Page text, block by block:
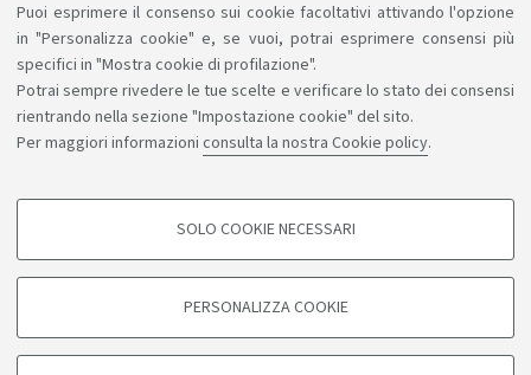
Puoi esprimere il consenso sui cookie facoltativi attivando l'opzione
in "Personalizza cookie" e, se vuoi, potrai esprimere consensi più
specifici in "Mostra cookie di profilazione".
Potrai sempre rivedere le tue scelte e verificare lo stato dei consensi
rientrando nella sezione "Impostazione cookie" del sito.
Per maggiori informazioni consulta la nostra Cookie policy.
COOKIE DI PROFILAZIONE - FACOLTATIVI
degli utenti, creare profili in base al loro comportamento sul sito, per analisi
di marketing.
SOLO COOKIE NECESSARI
PERSONALIZZA COOKIE
Sosteniamo il diritto alla conoscenza
Seguici su:
CF: 80007010376